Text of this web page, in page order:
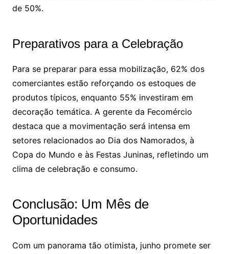
de 50%.
Preparativos para a Celebração
Para se preparar para essa mobilização, 62% dos
comerciantes estão reforçando os estoques de
produtos típicos, enquanto 55% investiram em
decoração temática. A gerente da Fecomércio
destaca que a movimentação será intensa em
setores relacionados ao Dia dos Namorados, à
Copa do Mundo e às Festas Juninas, refletindo um
clima de celebração e consumo.
Conclusão: Um Mês de
Oportunidades
Com um panorama tão otimista, junho promete ser